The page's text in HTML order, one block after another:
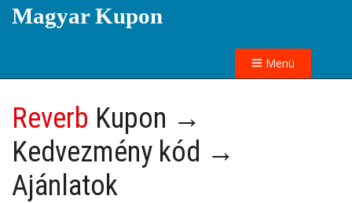
Magyar Kupon
Menü
Reverb Kupon →
Kedvezmény kód →
Ajánlatok